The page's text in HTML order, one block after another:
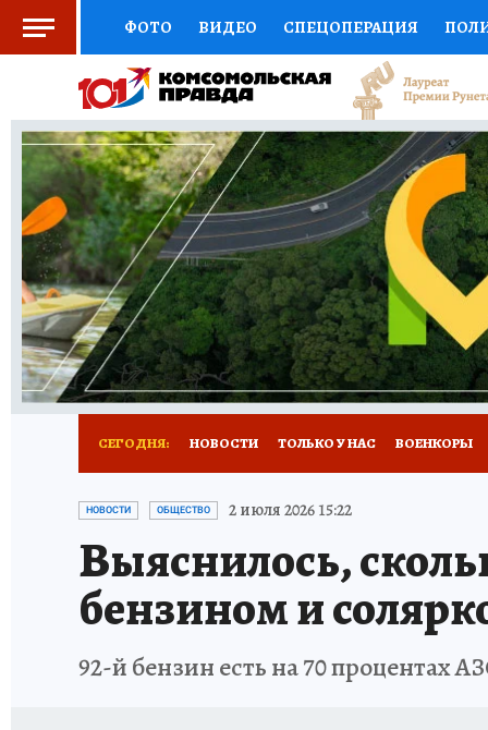
ФОТО ВИДЕО СПЕЦОПЕРАЦИЯ
СОЦПОДДЕРЖКА НАУКА СПОРТ
ВЫБОР ЭКСПЕРТОВ ДОКТОР
КНИЖНАЯ ПОЛКА ПРОГНОЗЫ НА СПОРТ
ПРЕСС-ЦЕНТР НЕДВИЖИМОСТЬ
РАДИО КП РЕКЛАМА ТЕСТЫ НОВОЕ
СЕГОДНЯ: НОВОСТИ ТОЛЬКО У НАС ВОЕНКОРЫ
ПРОИСШЕСТВИЯ АФИША
НОВОСТИ ОБЩЕСТВО 2 июля 2026 15:22
Выяснилось,
бензином и
92-й бензин есть на 70 процентах